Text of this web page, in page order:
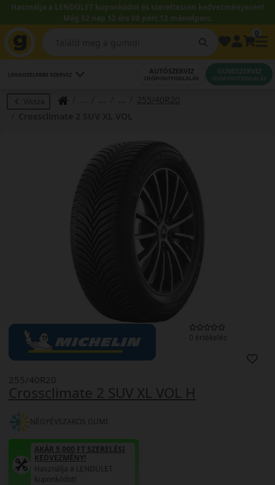
Használja a LENDÜLET kuponkódot és szereltessen kedvezményesen!
Még 52 nap 12 óra 08 perc 12 másodperc.
LEGKÖZELEBBI SZERVIZ AUTÓSZERVIZ
IDŐPONTFOGLALÁS
GUMISZERVIZ
IDŐPONTFOGLALÁS
Vissza
255/40R20
0 értékelés
Crossclimate 2 SUV XL VOL H
255/40R20
NÉGYÉVSZAKOS GUMI
AKÁR 5.000 FT SZERELÉSI
KEDVEZMÉNY!
Használja a LENDÜLET
kuponkódot!